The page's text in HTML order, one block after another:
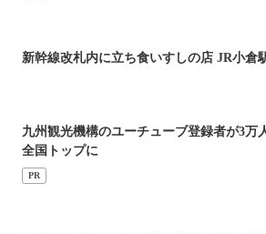
新幹線改札内に立ち食いすしの店 JR小倉
九州観光機構のユーチューブ登録者が3万
全国トップに
PR